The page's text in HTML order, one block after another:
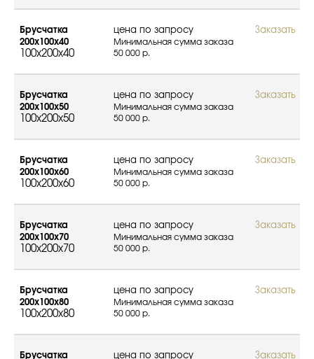
Брусчатка
200х100х40
100x200x40
цена по запросу
Минимальная сумма заказа
50 000 р.
Заказать
Брусчатка
200х100х50
100x200x50
цена по запросу
Минимальная сумма заказа
50 000 р.
Заказать
Брусчатка
200х100х60
100x200x60
цена по запросу
Минимальная сумма заказа
50 000 р.
Заказать
Брусчатка
200х100х70
100x200x70
цена по запросу
Минимальная сумма заказа
50 000 р.
Заказать
Брусчатка
200х100х80
100x200x80
цена по запросу
Минимальная сумма заказа
50 000 р.
Заказать
Брусчатка
цена по запросу Заказать